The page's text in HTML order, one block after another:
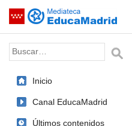
Saltar navegación
Palabra o frase:
Inicio
Canal EducaMadrid
Últimos contenidos